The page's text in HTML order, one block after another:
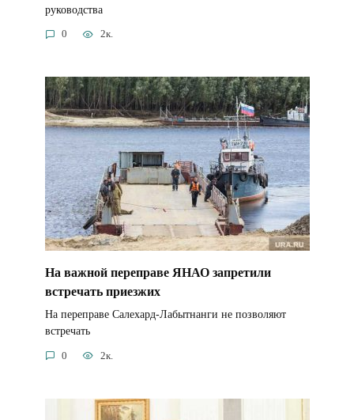
руководства
0 2к.
На важной переправе ЯНАО запретили
встречать приезжих
На переправе Салехард-Лабытнанги не позволяют
встречать
0 2к.